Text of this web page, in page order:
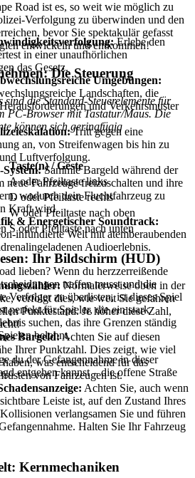
Erlebe den
in einer unaufhörlichen
das Gesetz.
Umgebungen:
Landschaften, die
und Verkehrsmuster
Tritt gegen eine
an, von Streifenwagen bis hin zu
Luftverfolgung.
System:Sammle Bargeld während der
neue Fahrzeuge freizuschalten und ihre
wodurch dein Fluchtfahrzeug zu
Kraft wird.
& Energetischer Soundtrack:
infundierte Welt mit atemberaubenden
Audioerlebnis.
lieben? Wenn du herzzerreißende
treffen musst und die
Verfolger zu überlisten, ist dieses Spiel
perfekt für Spieler, die ein stark
suchen, das ihre Grenzen ständig
belohnt.
du der Gefangennahme in dieser
entgehen kannst – die offene Straße
Road ist es, so weit wie möglich zu
Verfolgung zu überwinden und den
bevor Sie spektakulär gefasst
entwickeln und entkommen!
Die Steuerung
sind die Standard-Steuerelemente für
PC-Browser mit Tastatur/Maus. Die
können sich geringfügig
Taste(n) / Geste
A oder Pfeiltaste links
D oder Pfeiltaste rechts
W oder Pfeiltaste nach oben
S oder Pfeiltaste nach unten
Ihr Bildschirm (HUD)
Normalerweise oben in der
verfolgt dies, wie weit Sie gefahren
Punktestand. Je höher diese Zahl,
Bargeld:Achten Sie auf diesen
Ihrer Punktzahl. Dies zeigt, wie viel
was entscheidend für das
von Fahrzeugen ist.
Achten Sie, auch wenn
Leiste ist, auf den Zustand Ihres
verlangsamen Sie und führen
Halten Sie Ihr Fahrzeug
Kernmechaniken